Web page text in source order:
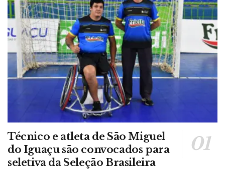
Técnico e atleta de São Miguel
do Iguaçu são convocados para
seletiva da Seleção Brasileira